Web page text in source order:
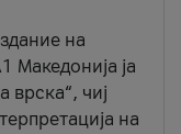
на
Македонија ја
врска“, чиј
на